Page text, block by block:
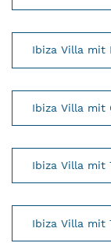
Ibiza Villa mit
Ibiza Villa mit
Ibiza Villa mit
Ibiza Villa mit